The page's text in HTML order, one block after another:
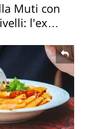
Muti con
l'ex